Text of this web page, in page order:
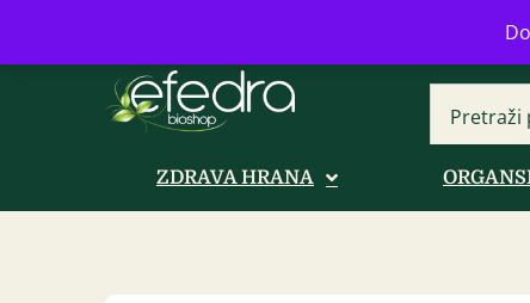
Bulevar Mihajla Pupina 16b, Novi
ZDRAVA HRANA